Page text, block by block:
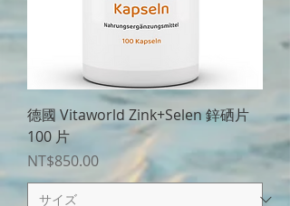
德國 Vitaworld Zink+Selen 鋅硒片
100 片
価格
NT$850.00